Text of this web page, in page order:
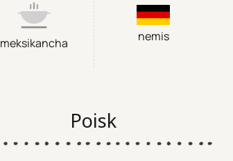
meksikancha nemis
Poisk